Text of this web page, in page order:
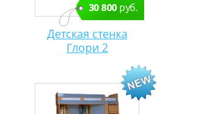
30 800руб.
Детская стенка
Глори 2